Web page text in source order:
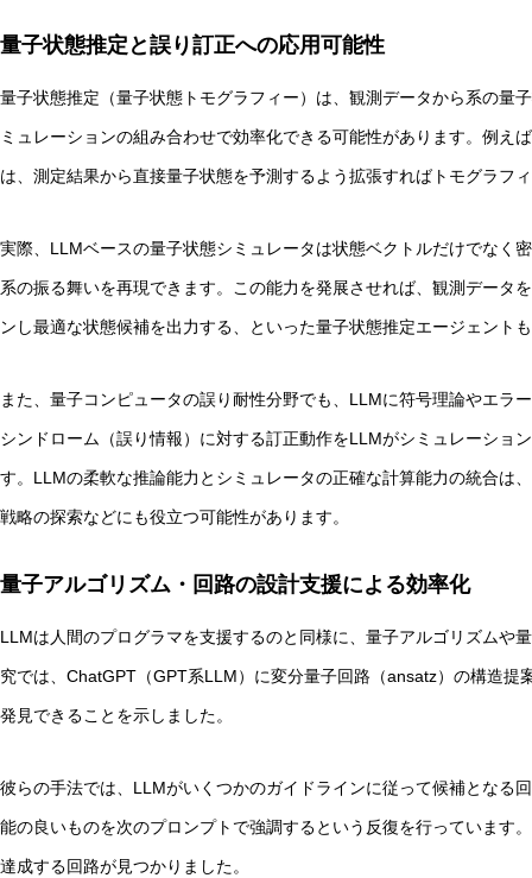
量子状態推定と誤り訂正への応用可能性
量子状態推定（量子状態トモグラフィー）は、観測データから系の量
ミュレーションの組み合わせで効率化できる可能性があります。例え
は、測定結果から直接量子状態を予測するよう拡張すればトモグラフ
実際、LLMベースの量子状態シミュレータは状態ベクトルだけでなく
系の振る舞いを再現できます。この能力を発展させれば、観測データ
ンし最適な状態候補を出力する、といった量子状態推定エージェント
また、量子コンピュータの誤り耐性分野でも、LLMに符号理論やエラ
シンドローム（誤り情報）に対する訂正動作をLLMがシミュレーショ
す。LLMの柔軟な推論能力とシミュレータの正確な計算能力の統合は
戦略の探索などにも役立つ可能性があります。
量子アルゴリズム・回路の設計支援による効率化
LLMは人間のプログラマを支援するのと同様に、量子アルゴリズムや
究では、ChatGPT（GPT系LLM）に変分量子回路（ansatz）の構造提
発見できることを示しました。
彼らの手法では、LLMがいくつかのガイドラインに従って候補となる
能の良いものを次のプロンプトで強調するという反復を行っています
達成する回路が見つかりました。